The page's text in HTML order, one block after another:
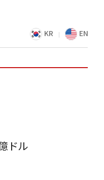
KR EN
ドル